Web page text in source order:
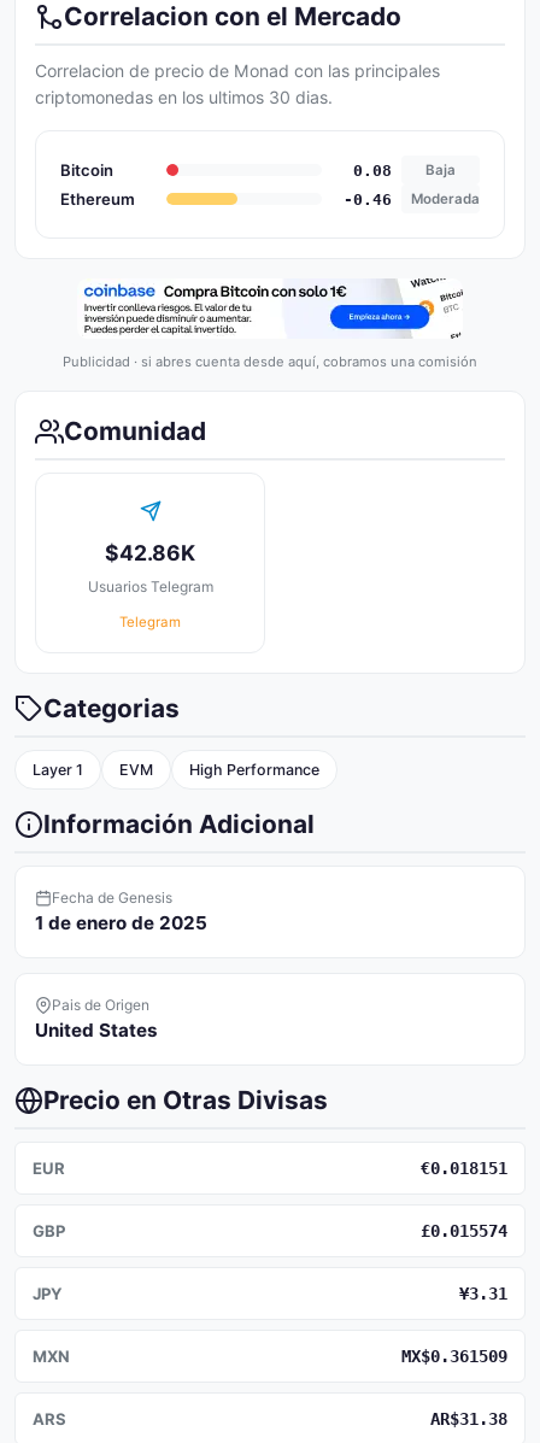
Correlacion con el Mercado
Correlacion de precio de Monad con las principales
criptomonedas en los ultimos 30 dias.
Bitcoin 0.08 Baja
Ethereum -0.46 Moderada
Publicidad · si abres cuenta desde aquí, cobramos una comisión
Comunidad
$42.86K
Usuarios Telegram
Telegram
Categorias
Layer 1 EVM High Performance
Información Adicional
Fecha de Genesis
1 de enero de 2025
Pais de Origen
United States
Precio en Otras Divisas
EUR €0.018151
GBP £0.015574
JPY ¥3.31
MXN MX$0.361509
ARS AR$31.38